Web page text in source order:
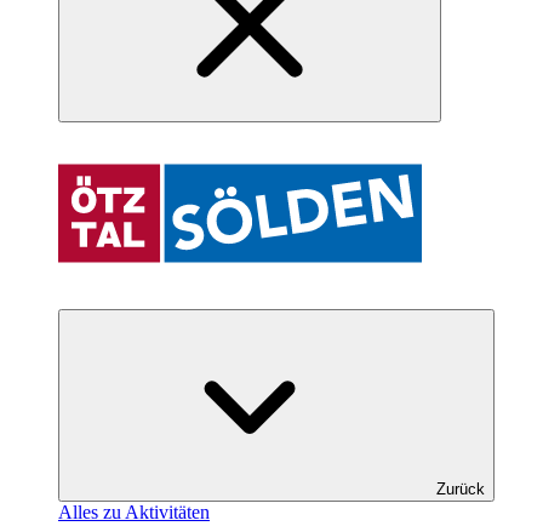
Zurück
Alles zu Aktivitäten